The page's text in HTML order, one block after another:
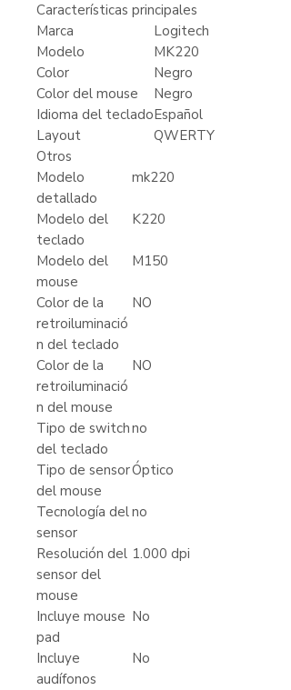
Características principales
Marca
Logitech
Modelo
MK220
Color
Negro
Color del mouse
Negro
Idioma del tecladoEspañol
Layout
QWERTY
Otros
Modelo
detallado
mk220
Modelo del
teclado
K220
Modelo del
mouse
M150
Color de la
retroiluminació
n del teclado
NO
Color de la
retroiluminació
n del mouse
NO
Tipo de switch
del teclado
no
Tipo de sensor
del mouse
Óptico
Tecnología del
sensor
no
Resolución del
sensor del
mouse
1.000 dpi
Incluye mouse
pad
No
Incluye
audífonos
No